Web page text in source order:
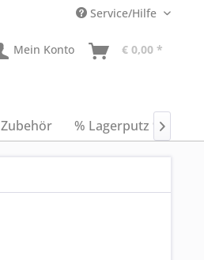
Service/Hilfe
Mein Konto € 0,00 *
Zubehör % Lagerputz %